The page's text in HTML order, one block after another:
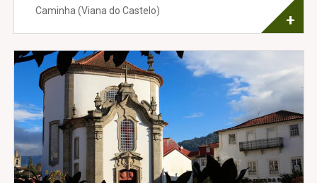
Caminha (Viana do Castelo)
+